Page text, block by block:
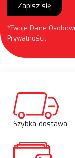
Zapisz się
*Twoje Dane
Prywatności.
Szybka dostawa